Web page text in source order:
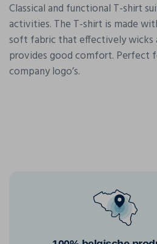
Classical and functional T-shirt
activities. The T-shirt is made
soft fabric that effectively wicks
provides good comfort. Perfect
company logo’s.